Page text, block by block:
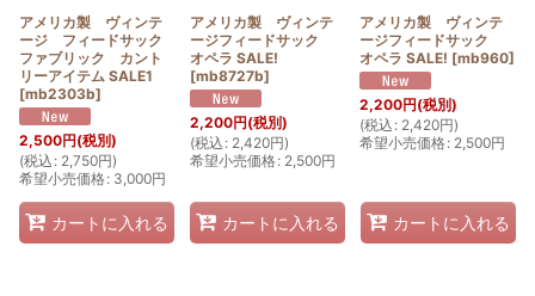
アメリカ製 ヴィンテ
ージ フィードサック
ファブリック カント
リーアイテム SALE1
[mb2303b]
2,500円(税別)
(税込 : 2,750円)
希望小売価格: 3,000円
カートに入れる
アメリカ製 ヴィンテ
ージフィードサック
オペラ SALE!
[mb8727b]
2,200円(税別)
(税込 : 2,420円)
希望小売価格: 2,500円
カートに入れる
アメリカ製 ヴィンテ
ージフィードサック
オペラ SALE! [mb960]
2,200円(税別)
(税込 : 2,420円)
希望小売価格: 2,500円
カートに入れる